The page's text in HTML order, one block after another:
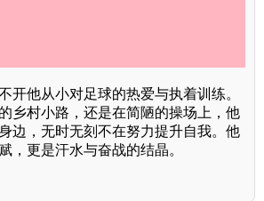
开他从小对足球的热爱与执着训练。
乡村小路，还是在简陋的操场上，他
边，无时无刻不在努力提升自我。他
，更是汗水与奋战的结晶。